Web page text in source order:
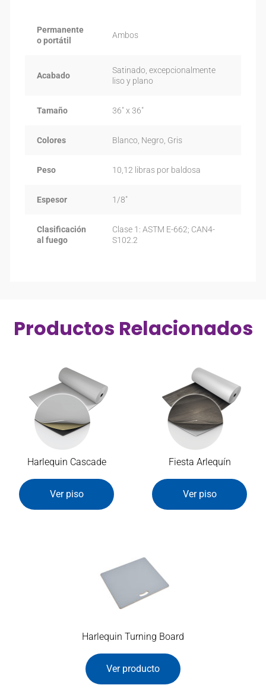
Permanente
o portátil
Ambos
Acabado
Satinado, excepcionalmente
liso y plano
Tamaño 36″ x 36″
Colores Blanco, Negro, Gris
Peso 10,12 libras por baldosa
Espesor 1/8″
Clasificación
al fuego
Clase 1: ASTM E-662; CAN4-
S102.2
Productos Relacionados
Harlequin Cascade
Ver piso
Fiesta Arlequín
Ver piso
Harlequin Turning Board
Ver producto